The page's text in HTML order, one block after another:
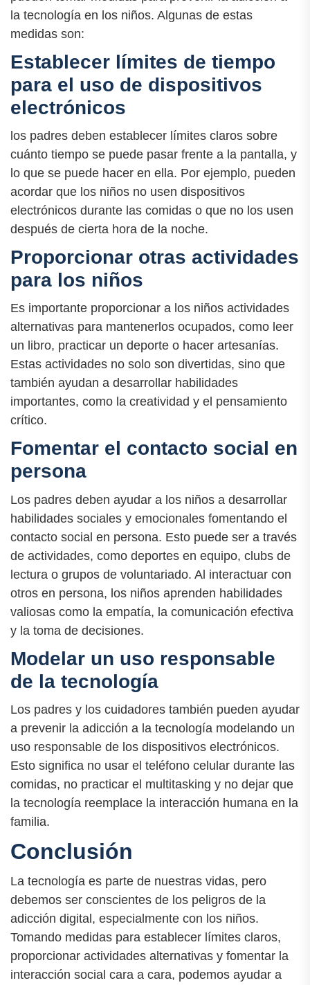
la tecnología en los niños. Algunas de estas
medidas son:
Establecer límites de tiempo
para el uso de dispositivos
electrónicos
los padres deben establecer límites claros sobre
cuánto tiempo se puede pasar frente a la pantalla, y
lo que se puede hacer en ella. Por ejemplo, pueden
acordar que los niños no usen dispositivos
electrónicos durante las comidas o que no los usen
después de cierta hora de la noche.
Proporcionar otras actividades
para los niños
Es importante proporcionar a los niños actividades
alternativas para mantenerlos ocupados, como leer
un libro, practicar un deporte o hacer artesanías.
Estas actividades no solo son divertidas, sino que
también ayudan a desarrollar habilidades
importantes, como la creatividad y el pensamiento
crítico.
Fomentar el contacto social en
persona
Los padres deben ayudar a los niños a desarrollar
habilidades sociales y emocionales fomentando el
contacto social en persona. Esto puede ser a través
de actividades, como deportes en equipo, clubs de
lectura o grupos de voluntariado. Al interactuar con
otros en persona, los niños aprenden habilidades
valiosas como la empatía, la comunicación efectiva
y la toma de decisiones.
Modelar un uso responsable
de la tecnología
Los padres y los cuidadores también pueden ayudar
a prevenir la adicción a la tecnología modelando un
uso responsable de los dispositivos electrónicos.
Esto significa no usar el teléfono celular durante las
comidas, no practicar el multitasking y no dejar que
la tecnología reemplace la interacción humana en la
familia.
Conclusión
La tecnología es parte de nuestras vidas, pero
debemos ser conscientes de los peligros de la
adicción digital, especialmente con los niños.
Tomando medidas para establecer límites claros,
proporcionar actividades alternativas y fomentar la
interacción social cara a cara, podemos ayudar a